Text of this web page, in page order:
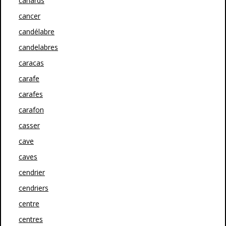
cancer
candélabre
candelabres
caracas
carafe
carafes
carafon
casser
cave
caves
cendrier
cendriers
centre
centres